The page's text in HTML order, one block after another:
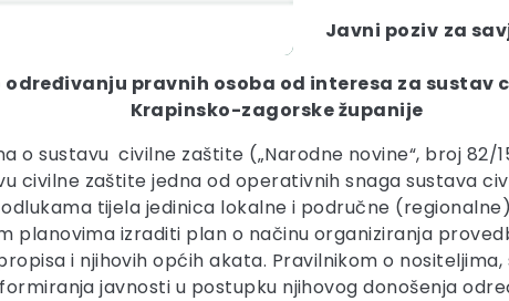
Javni poziv za
određivanju pravnih osoba od interesa za sustav
Krapinsko-zagorske županije
sustavu civilne zaštite („Narodne novine“, broj 82/
civilne zaštite jedna od operativnih snaga sustava
tijela jedinica lokalne i područne
planovima izraditi plan o načinu organiziranja
i njihovih općih akata. Pravilnikom o
javnosti u postupku njihovog donošenja